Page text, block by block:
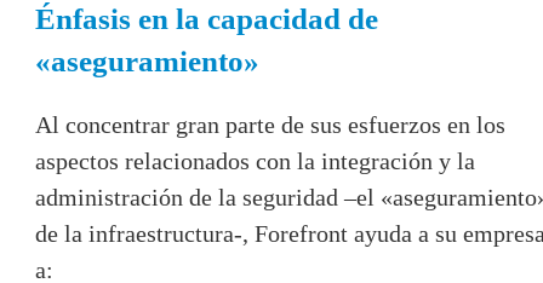
Énfasis en la capacidad de
«aseguramiento»
Al concentrar gran parte de sus esfuerzos en los
aspectos relacionados con la integración y la
administración de la seguridad –el
de la infraestructura-, Forefront ayuda a su
a: